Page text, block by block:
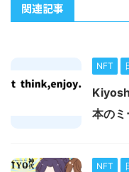
関連記事
NFT
本のミ
NFT